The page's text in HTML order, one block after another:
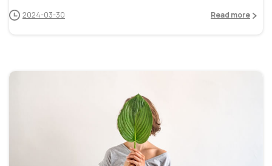
2024-03-30 Read more